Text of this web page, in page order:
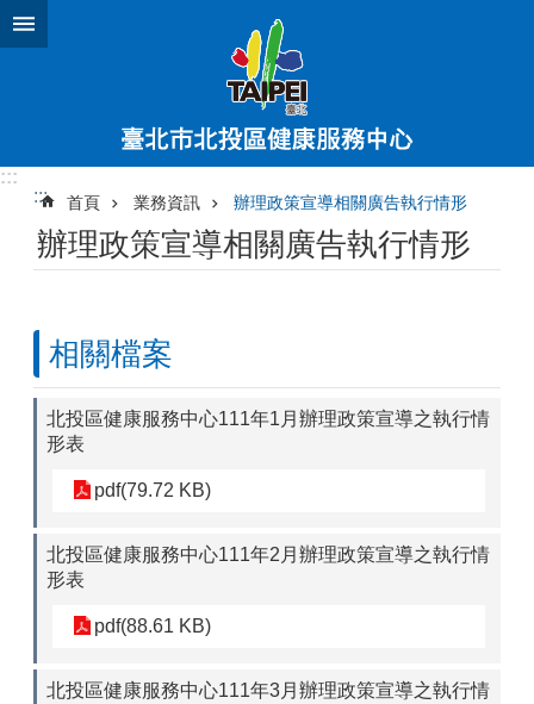
跳到主要內容區塊
:::
:::
首頁 業務資訊 辦理政策宣導相關廣告執行情形
辦理政策宣導相關廣告執行情形
相關檔案
北投區健康服務中心111年1月辦理政策宣導之執行情
形表
pdf(79.72 KB)
北投區健康服務中心111年2月辦理政策宣導之執行情
形表
pdf(88.61 KB)
北投區健康服務中心111年3月辦理政策宣導之執行情